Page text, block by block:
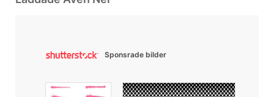
Sponsrade bilder